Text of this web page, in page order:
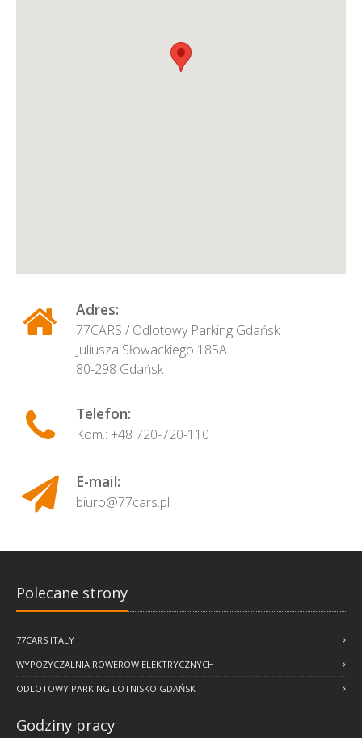
Adres:
77CARS / Odlotowy Parking Gdańsk
Juliusza Słowackiego 185A
80-298 Gdańsk
Telefon:
Kom.: +48 720-720-110
E-mail:
biuro@77cars.pl
Polecane strony
77CARS ITALY
WYPOŻYCZALNIA ROWERÓW ELEKTRYCZNYCH
ODLOTOWY PARKING LOTNISKO GDAŃSK
Godziny pracy
Polecane strony
77CARS ITALY
WYPOŻYCZALNIA ROWERÓW ELEKTRYCZNYCH
ODLOTOWY PARKING LOTNISKO GDAŃSK
Godziny pracy